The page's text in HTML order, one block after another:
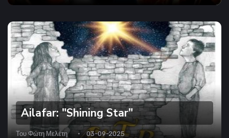
Ailafar: "Shining Star"
Του Φώτη Μελέτη 03-09-2025